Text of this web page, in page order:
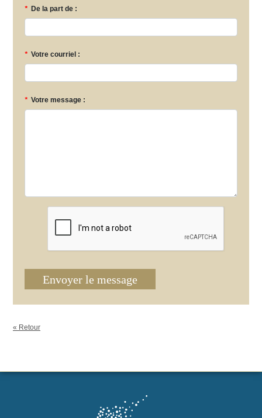
* De la part de :
* Votre courriel :
* Votre message :
Envoyer le message
« Retour